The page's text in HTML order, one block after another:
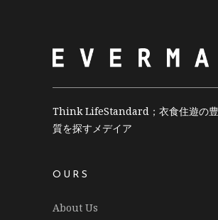
Think LifeStandard；衣食住遊の
質を探すメデイア
OURS
About Us